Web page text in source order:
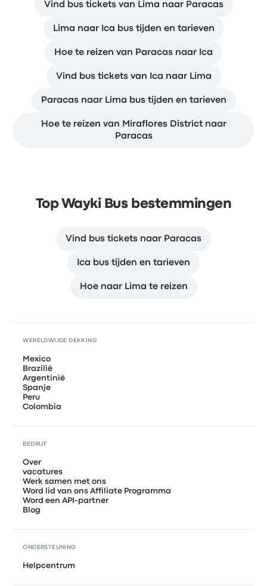
Vind bus tickets van Lima naar Paracas
Lima naar Ica bus tijden en tarieven
Hoe te reizen van Paracas naar Ica
Vind bus tickets van Ica naar Lima
Paracas naar Lima bus tijden en tarieven
Hoe te reizen van Miraflores District naar
Paracas
Top Wayki Bus bestemmingen
Vind bus tickets naar Paracas
Ica bus tijden en tarieven
Hoe naar Lima te reizen
WERELDWIJDE DEKKING
Mexico
Brazilië
Argentinië
Spanje
Peru
Colombia
BEDRIJF
Over
vacatures
Werk samen met ons
Word lid van ons Affiliate Programma
Word een API-partner
Blog
ONDERSTEUNING
Helpcentrum